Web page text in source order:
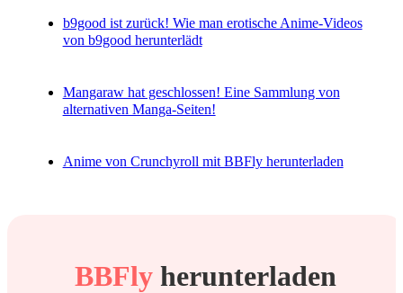
b9good ist zurück! Wie man erotische Anime-Videos
von b9good herunterlädt
Mangaraw hat geschlossen! Eine Sammlung von
alternativen Manga-Seiten!
Anime von Crunchyroll mit BBFly herunterladen
BBFly herunterladen